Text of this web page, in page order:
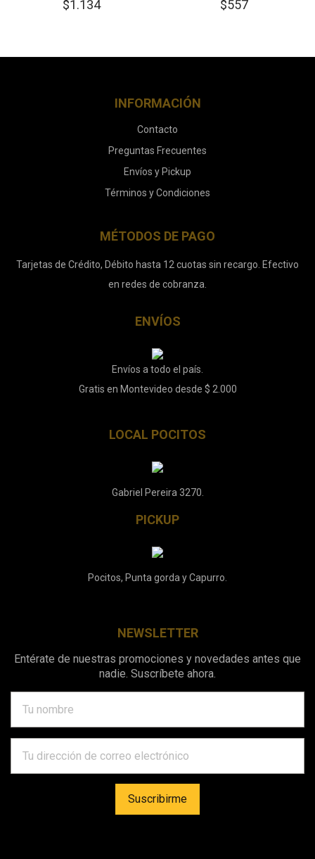
$1.134 $557
INFORMACIÓN
Contacto
Preguntas Frecuentes
Envíos y Pickup
Términos y Condiciones
MÉTODOS DE PAGO
Tarjetas de Crédito, Débito hasta 12 cuotas sin recargo. Efectivo
en redes de cobranza.
ENVÍOS
Envíos a todo el país.
Gratis en Montevideo desde $ 2.000
LOCAL POCITOS
Gabriel Pereira 3270.
PICKUP
Pocitos, Punta gorda y Capurro.
NEWSLETTER
Entérate de nuestras promociones y novedades antes que
nadie. Suscríbete ahora.